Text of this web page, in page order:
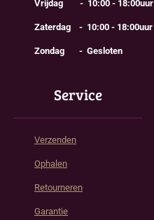
Vrijdag - 10:00 - 18:00uur
Zaterdag - 10:00 - 18:00uur
Zondag - Gesloten
Service
Verzenden
Ophalen
Retourneren
Garantie